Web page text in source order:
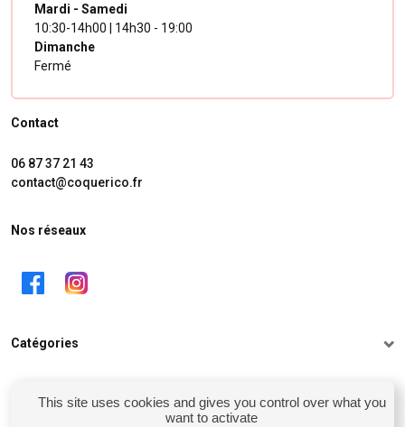
Mardi - Samedi
10:30-14h00 | 14h30 - 19:00
Dimanche
Fermé
Contact
06 87 37 21 43
contact@coquerico.fr
Nos réseaux
Catégories
This site uses cookies and gives you control over what you
want to activate